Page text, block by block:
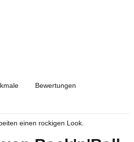
Bewertungen
einen rockigen Look.